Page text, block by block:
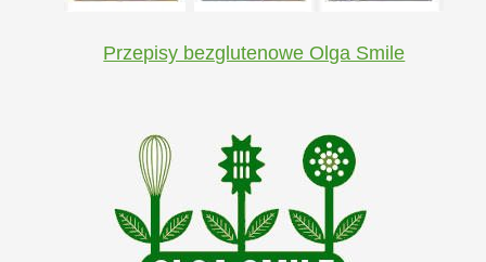
Przepisy bezglutenowe Olga Smile